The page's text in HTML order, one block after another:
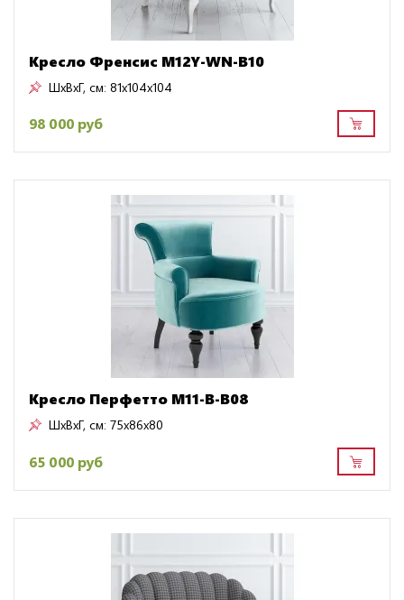
Кресло Френсис M12Y-WN-B10
ШxВxГ, см: 81x104x104
98 000 руб
Кресло Перфетто M11-B-B08
ШxВxГ, см: 75x86x80
65 000 руб